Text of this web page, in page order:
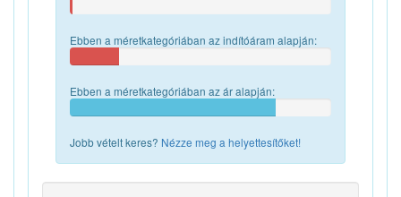
Ebben a méretkategóriában az indítóáram alapján:
Ebben a méretkategóriában az ár alapján:
Jobb vételt keres? Nézze meg a helyettesítőket!